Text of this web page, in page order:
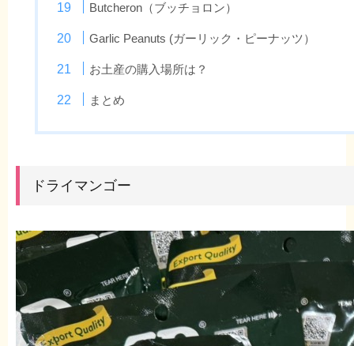
Butcheron（ブッチョロン）
Garlic Peanuts (ガーリック・ピーナッツ）
お土産の購入場所は？
まとめ
ドライマンゴー